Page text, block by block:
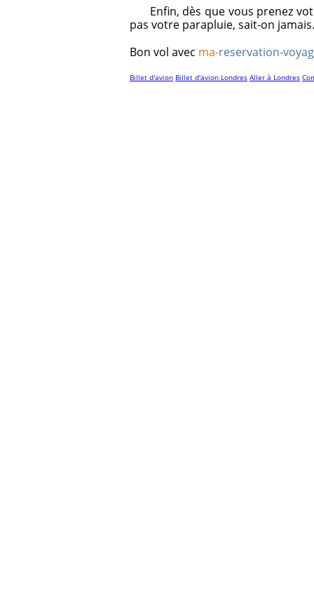
Enfin, dès que vous prenez
pas votre parapluie, sait-on
Bon vol avec ma-reservation-
Billet d'avion Billet d'avion Londres Aller à Londres